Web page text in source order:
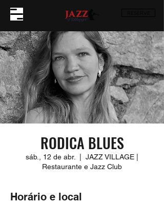
RODICA BLUES
sáb., 12 de abr.
JAZZ VILLAGE |
Restaurante e Jazz Club
Horário e local